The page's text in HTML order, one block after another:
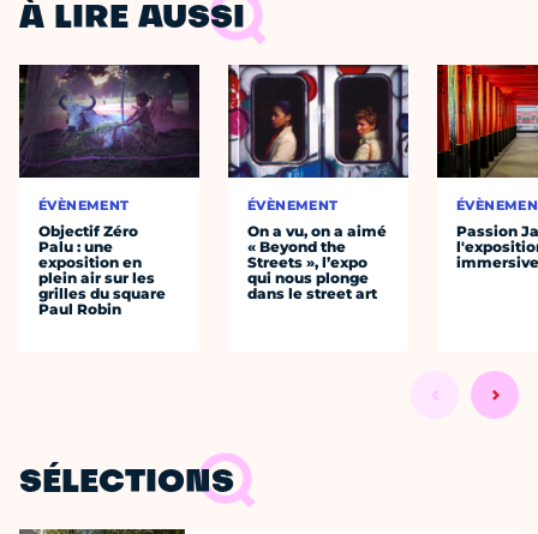
À LIRE AUSSI
ÉVÈNEMENT
Objectif Zéro
Palu : une
exposition en
plein air sur les
grilles du square
Paul Robin
ÉVÈNEMENT
On a vu, on a aimé
« Beyond the
Streets », l’expo
qui nous plonge
dans le street art
Passion
SÉLECTIONS